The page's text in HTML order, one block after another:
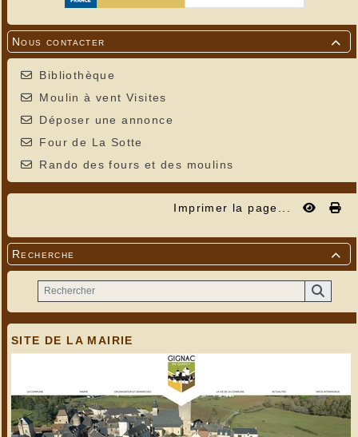

Nous contacter
Bibliothèque
Moulin à vent Visites
Déposer une annonce
Four de La Sotte
Rando des fours et des moulins
Imprimer la page...

Recherche
SITE DE LA MAIRIE